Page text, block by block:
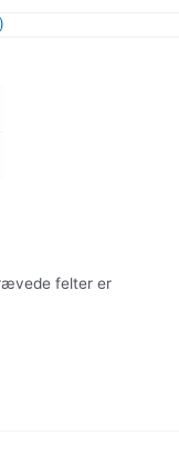
felter er